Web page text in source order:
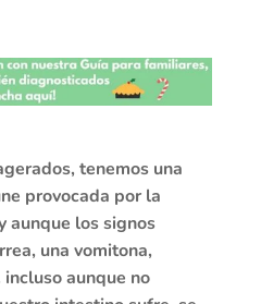
tenemos una
provocada por la
aunque los signos
una vomitona,
aunque no